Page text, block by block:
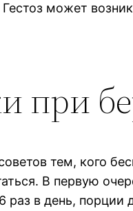
может
при
тем, кого
В первую
6 раз в день,